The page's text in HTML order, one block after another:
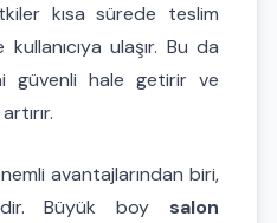
kısa sürede teslim
ulaşır. Bu da
güvenli hale getirir ve
avantajlarından biri,
Büyük boy salon